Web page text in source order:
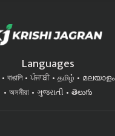
Languages
বাঙালি ਪੰਜਾਬੀ தமிழ் മലയാളം
অসমীয়া
ગુજરાતી తెలుగు